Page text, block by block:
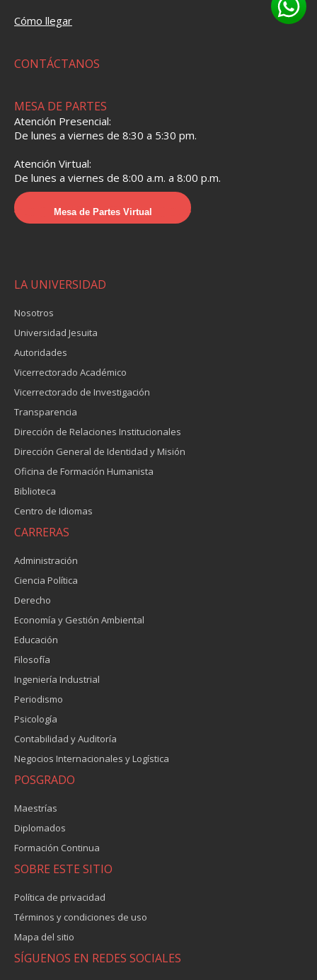
Cómo llegar
CONTÁCTANOS
MESA DE PARTES
Atención Presencial:
De lunes a viernes de 8:30 a 5:30 pm.
Atención Virtual:
De lunes a viernes de 8:00 a.m. a 8:00 p.m.
Mesa de Partes Virtual
LA UNIVERSIDAD
Nosotros
Universidad Jesuita
Autoridades
Vicerrectorado Académico
Vicerrectorado de Investigación
Transparencia
Dirección de Relaciones Institucionales
Dirección General de Identidad y Misión
Oficina de Formación Humanista
Biblioteca
Centro de Idiomas
CARRERAS
Administración
Ciencia Política
Derecho
Economía y Gestión Ambiental
Educación
Filosofía
Ingeniería Industrial
Periodismo
Psicología
Contabilidad y Auditoría
Negocios Internacionales y Logística
POSGRADO
Maestrías
Diplomados
Formación Continua
SOBRE ESTE SITIO
Política de privacidad
Términos y condiciones de uso
Mapa del sitio
SÍGUENOS EN REDES SOCIALES